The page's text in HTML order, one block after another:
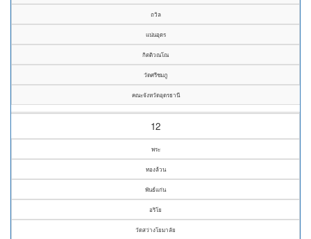
ถวิล
แน่นอุดร
กิตติวณโณ
วัดศรีชมภู
คณะจังหวัดอุดรธานี
12
พระ
ทองล้วน
พันธ์แก่น
อริโย
วัดสว่างโยมาลัย